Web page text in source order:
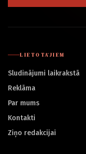
LIETOTĀJIEM
Sludinājumi laikrakstā
Reklāma
Par mums
Kontakti
Ziņo redakcijai